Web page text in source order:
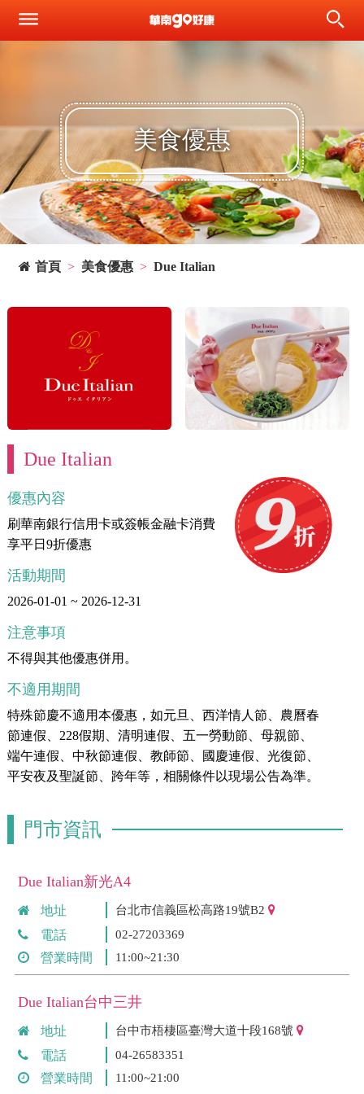
美食優惠
首頁 美食優惠 Due Italian
Due Italian
優惠內容
刷華南銀行信用卡或簽帳金融卡消費
享平日9折優惠
活動期間
2026-01-01 ~ 2026-12-31
注意事項
不得與其他優惠併用。
不適用期間
特殊節慶不適用本優惠，如元旦、西洋情人節、農曆春
節連假、228假期、清明連假、五一勞動節、母親節、
端午連假、中秋節連假、教師節、國慶連假、光復節、
平安夜及聖誕節、跨年等，相關條件以現場公告為準。
門市資訊
Due Italian新光A4
地址 台北市信義區松高路19號B2
電話 02-27203369
營業時間 11:00~21:30
Due Italian台中三井
地址 台中市梧棲區臺灣大道十段168號
電話 04-26583351
營業時間 11:00~21:00